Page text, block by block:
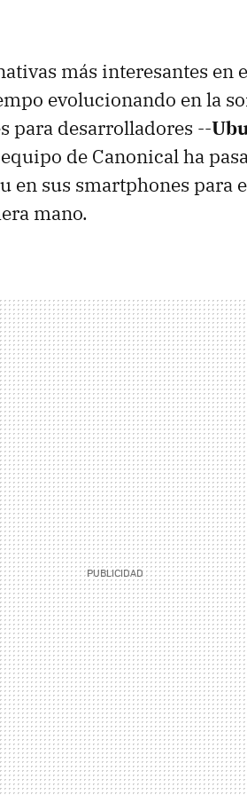
más interesantes en
evolucionando en la
para desarrolladores --
de Canonical ha
en sus smartphones para
mano.